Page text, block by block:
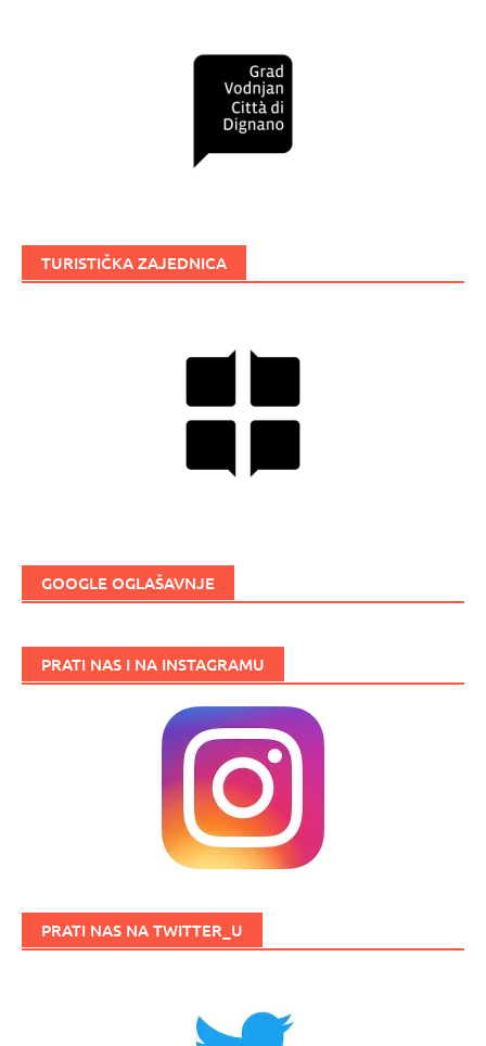
TURISTIČKA ZAJEDNICA
GOOGLE OGLAŠAVNJE
PRATI NAS I NA INSTAGRAMU
PRATI NAS NA TWITTER_U